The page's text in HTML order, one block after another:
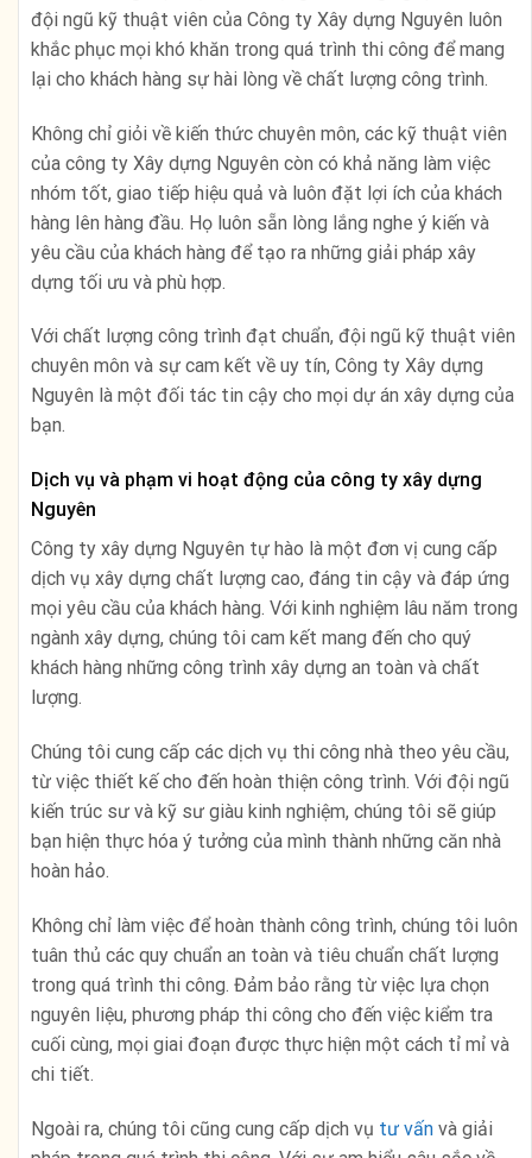
đội ngũ kỹ thuật viên của Công ty Xây dựng Nguyên luôn
khắc phục mọi khó khăn trong quá trình thi công để mang
lại cho khách hàng sự hài lòng về chất lượng công trình.
Không chỉ giỏi về kiến thức chuyên môn, các kỹ thuật viên
của công ty Xây dựng Nguyên còn có khả năng làm việc
nhóm tốt, giao tiếp hiệu quả và luôn đặt lợi ích của khách
hàng lên hàng đầu. Họ luôn sẵn lòng lắng nghe ý kiến và
yêu cầu của khách hàng để tạo ra những giải pháp xây
dựng tối ưu và phù hợp.
Với chất lượng công trình đạt chuẩn, đội ngũ kỹ thuật viên
chuyên môn và sự cam kết về uy tín, Công ty Xây dựng
Nguyên là một đối tác tin cậy cho mọi dự án xây dựng của
bạn.
Dịch vụ và phạm vi hoạt động của công ty xây dựng
Nguyên
Công ty xây dựng Nguyên tự hào là một đơn vị cung cấp
dịch vụ xây dựng chất lượng cao, đáng tin cậy và đáp ứng
mọi yêu cầu của khách hàng. Với kinh nghiệm lâu năm trong
ngành xây dựng, chúng tôi cam kết mang đến cho quý
khách hàng những công trình xây dựng an toàn và chất
lượng.
Chúng tôi cung cấp các dịch vụ thi công nhà theo yêu cầu,
từ việc thiết kế cho đến hoàn thiện công trình. Với đội ngũ
kiến trúc sư và kỹ sư giàu kinh nghiệm, chúng tôi sẽ giúp
bạn hiện thực hóa ý tưởng của mình thành những căn nhà
hoàn hảo.
Không chỉ làm việc để hoàn thành công trình, chúng tôi luôn
tuân thủ các quy chuẩn an toàn và tiêu chuẩn chất lượng
trong quá trình thi công. Đảm bảo rằng từ việc lựa chọn
nguyên liệu, phương pháp thi công cho đến việc kiểm tra
cuối cùng, mọi giai đoạn được thực hiện một cách tỉ mỉ và
chi tiết.
Ngoài ra, chúng tôi cũng cung cấp dịch vụ tư vấn và giải